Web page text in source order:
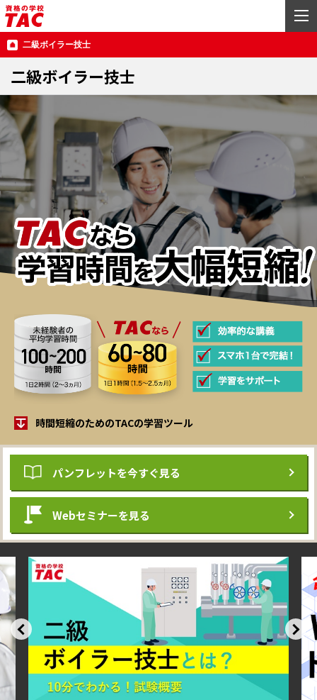
二級ボイラー技士
二級ボイラー技士
時間短縮のためのTACの学習ツール
パンフレットを今すぐ見る
Webセミナーを見る